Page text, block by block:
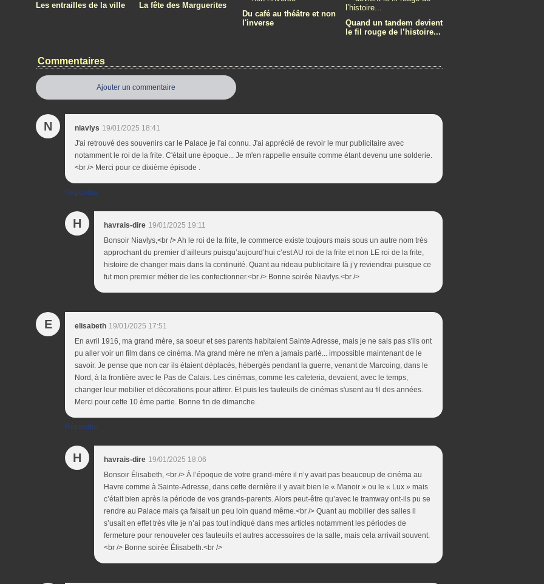
Les entrailles de la ville
La fête des Marguerites
Du café au théâtre et non
l'inverse
Quand un tandem devient
le fil rouge de l’histoire...
Commentaires
Ajouter un commentaire
N niavlys 19/01/2025 18:41
J'ai retrouvé des souvenirs car le Palace je l'ai connu. J'ai apprécié de revoir le mur publicitaire avec
notamment le roi de la frite. C'était une époque... Je m'en rappelle ensuite comme étant devenu une solderie.
<br /> Merci pour ce dixième épisode .
Répondre
H havrais-dire 19/01/2025 19:11
Bonsoir Niavlys,<br /> Ah le roi de la frite, le commerce existe toujours mais sous un autre nom très
approchant du premier d’ailleurs puisqu’aujourd’hui c’est AU roi de la frite et non LE roi de la frite,
histoire de changer mais dans la continuité. Quant au rideau publicitaire là j’y reviendrai puisque ce
fut mon premier métier de les confectionner.<br /> Bonne soirée Niavlys.<br />
E elisabeth 19/01/2025 17:51
En avril 1916, ma grand mère, sa soeur et ses parents habitaient Sainte Adresse, mais je ne sais pas s'ils ont
pu aller voir un film dans ce cinéma. Ma grand mère ne m'en a jamais parlé... impossible maintenant de le
savoir. Je pense que non car ils étaient déplacés, hébergés pendant la guerre, venant de Marcoing, dans le
Nord, à la frontière avec le Pas de Calais. Les cinémas, comme les cafeteria, devaient, avec le temps,
changer leur mobilier et décorations pour attirer. Et puis les fauteuils de cinémas s'usent au fil des années.
Merci pour cette 10 ème partie. Bonne fin de dimanche.
Répondre
H havrais-dire 19/01/2025 18:06
Bonsoir Élisabeth, <br /> À l’époque de votre grand-mère il n’y avait pas beaucoup de cinéma au
Havre comme à Sainte-Adresse, dans cette dernière il y avait bien le « Manoir » ou le « Lux » mais
c’était bien après la période de vos grands-parents. Alors peut-être qu’avec le tramway ont-ils pu se
rendre au Palace mais ça faisait un peu loin quand même.<br /> Quant au mobilier des salles il
s’usait en effet très vite je n’ai pas tout indiqué dans mes articles notamment les périodes de
fermeture pour renouveler ces fauteuils et autres accessoires de la salle, mais cela arrivait souvent.
<br /> Bonne soirée Élisabeth.<br />